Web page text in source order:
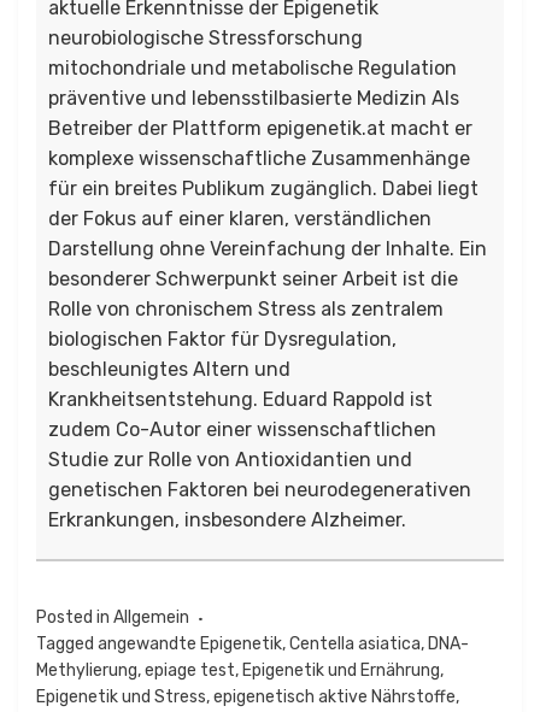
aktuelle Erkenntnisse der Epigenetik
neurobiologische Stressforschung
mitochondriale und metabolische Regulation
präventive und lebensstilbasierte Medizin Als
Betreiber der Plattform epigenetik.at macht er
komplexe wissenschaftliche Zusammenhänge
für ein breites Publikum zugänglich. Dabei liegt
der Fokus auf einer klaren, verständlichen
Darstellung ohne Vereinfachung der Inhalte. Ein
besonderer Schwerpunkt seiner Arbeit ist die
Rolle von chronischem Stress als zentralem
biologischen Faktor für Dysregulation,
beschleunigtes Altern und
Krankheitsentstehung. Eduard Rappold ist
zudem Co-Autor einer wissenschaftlichen
Studie zur Rolle von Antioxidantien und
genetischen Faktoren bei neurodegenerativen
Erkrankungen, insbesondere Alzheimer.
Posted in Allgemein
Tagged angewandte Epigenetik,Centella asiatica, DNA-
Methylierung,epiage test, Epigenetik und Ernährung,
Epigenetik und Stress,epigenetisch aktive Nährstoffe,